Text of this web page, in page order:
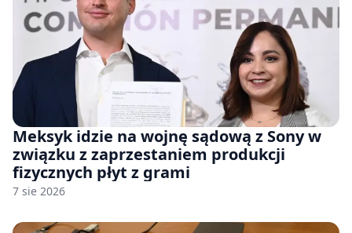
Meksyk idzie na wojnę sądową z Sony w
związku z zaprzestaniem produkcji
fizycznych płyt z grami
7 sie 2026